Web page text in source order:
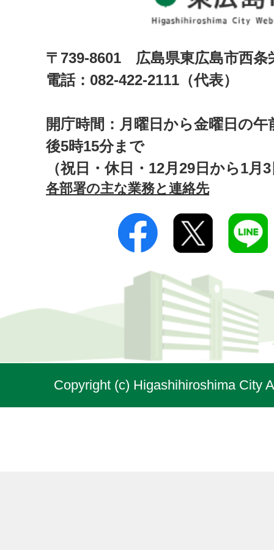
〒739-8601 広島県東広島市西
電話：082-422-2111（代表）
開庁時間：月曜日から金曜日の午
後5時15分まで
（祝日・休日・12月29日から1月
各部署の主な業務と連絡先
Copyright (c) Higashihiroshima City